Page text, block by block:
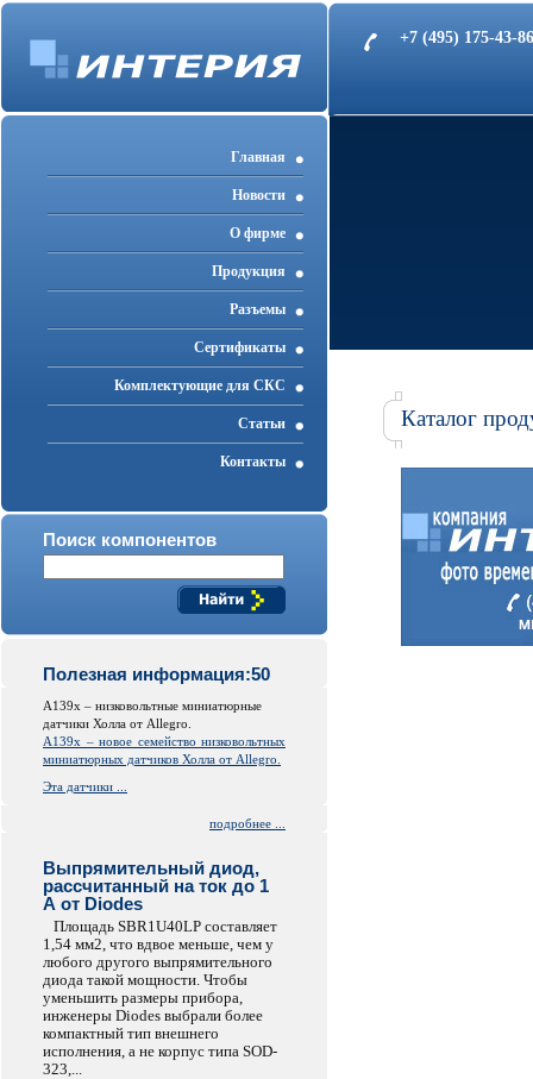
+7 (495) 175-43-
Главная
Новости
О фирме
Продукция
Разъемы
Cертификаты
Комплектующие для СКС
Статьи
Контакты
Поиск компонентов
Полезная информация:50
A139x – низковольтные миниатюрные
датчики Холла от Allegro.
A139x – новое семейство низковольтных
миниатюрных датчиков Холла от Allegro.
Эта датчики ...
подробнее ...
Выпрямительный диод,
рассчитанный на ток до 1
А от Diodes
Площадь SBR1U40LP составляет
1,54 мм2, что вдвое меньше, чем у
любого другого выпрямительного
диода такой мощности. Чтобы
уменьшить размеры прибора,
инженеры Diodes выбрали более
компактный тип внешнего
исполнения, а не корпус типа SOD-
323,...
Каталог